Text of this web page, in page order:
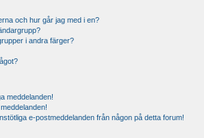
och hur går jag med i en?
i andra färger?
meddelanden!
e-postmeddelanden från någon på detta forum!